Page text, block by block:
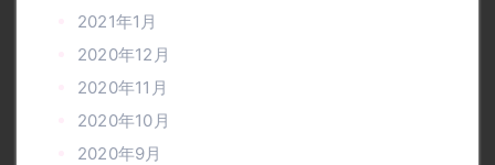
2021年1月
2020年12月
2020年11月
2020年10月
2020年9月